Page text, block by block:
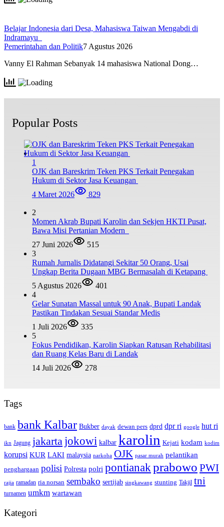
Belajar Indonesia dari Desa, Mahasiswa Taiwan Mengabdi di
Indramayu
Pemerintahan dan Politik7 Agustus 2026
Vanny El Rahman Sebanyak 14 mahasiswa National Dong…
Popular Posts
1
OJK dan Bareskrim Teken PKS Terkait Penegakan
Hukum di Sektor Jasa Keuangan
4 Maret 2026
829
2
Momen Akrab Bupati Karolin dan Sekjen HKTI Pusat,
Bawa Misi Pertanian Modern
27 Juni 2026
515
3
Rumah Jurnalis Didatangi Sekitar 50 Orang, Usai
Ungkap Berita Dugaan MBG Bermasalah di Ketapang
5 Agustus 2026
401
4
Gelar Sunatan Massal untuk 90 Anak, Bupati Landak
Pastikan Tindakan Sesuai Standar Medis
1 Juli 2026
335
5
Fokus Pendidikan, Karolin Siapkan Ratusan Rehabilitasi
dan Ruang Kelas Baru di Landak
14 Juli 2026
278
Tags
bank bank Kalbar Bukber dayak dewan pers dprd dpr ri google hut ri
ikn Jagung jakarta jokowi kalbar karolin Kejati kodam kodim
korupsi KUR LAKI malaysia narkoba OJK pasar murah pelantikan
penghargaan polisi Polresta polri pontianakprabowo PWI
rajia ramadan ria norsan sembako sertijab singkawang stunting Takjil tni
turnamen umkm wartawan
Kategori